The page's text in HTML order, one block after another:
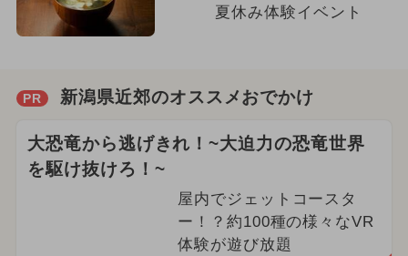
夏休み体験イベント
PR 新潟県近郊のオススメおでかけ
大恐竜から逃げきれ！~大迫力の恐竜世界
を駆け抜けろ！~
屋内でジェットコースタ
ー！？約100種の様々なVR
体験が遊び放題